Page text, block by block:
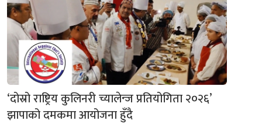
‘दोस्रो राष्ट्रिय कुलिनरी च्यालेन्ज प्रतियोगिता २०२६’
झापाको दमकमा आयोजना हुँदै